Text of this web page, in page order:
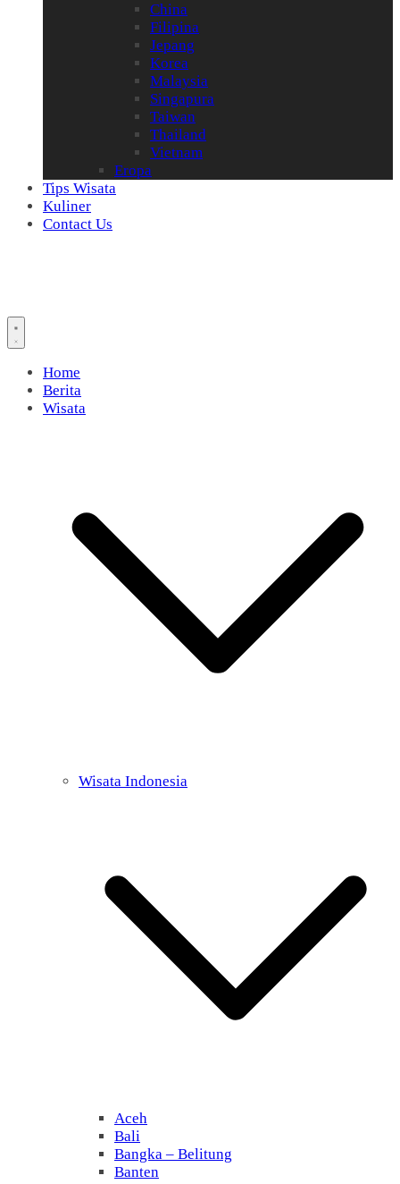
China
Filipina
Jepang
Korea
Malaysia
Singapura
Taiwan
Thailand
Vietnam
Eropa
Tips Wisata
Kuliner
Contact Us
Home
Berita
Wisata
Wisata Indonesia
Aceh
Bali
Bangka – Belitung
Banten